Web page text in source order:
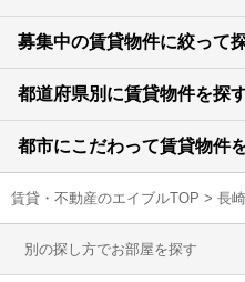
募集中の賃貸物件に絞って
都道府県別に賃貸物件を探
都市にこだわって賃貸物件
賃貸・不動産のエイブルTOP > 長
別の探し方でお部屋を探す